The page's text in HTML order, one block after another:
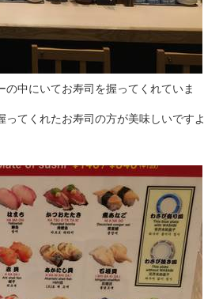
中にいてお寿司を握ってくれていま
てくれたお寿司の方が美味しいですよ